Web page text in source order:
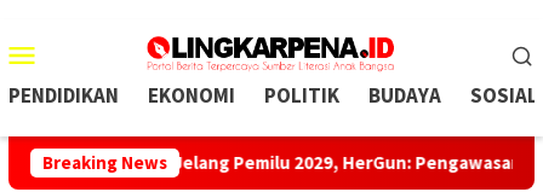
Mobile
PENDIDIKAN EKONOMI POLITIK BUDAYA SOSIAL
Breaking News
Jelang Pemilu 2029, HerGun: Pengawasan